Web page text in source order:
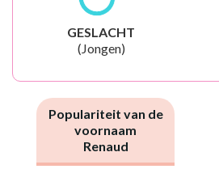
GESLACHT
(Jongen)
Populariteit van de
voornaam
Renaud